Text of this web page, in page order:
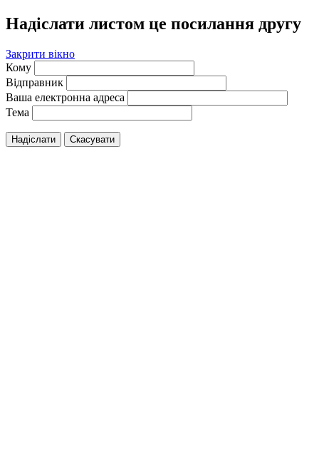
Надіслати листом це посилання другу
Закрити вікно
Кому
Відправник
Ваша електронна адреса
Тема
Надіслати Скасувати